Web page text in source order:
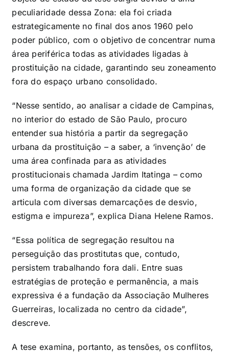
peculiaridade dessa Zona: ela foi criada
estrategicamente no final dos anos 1960 pelo
poder público, com o objetivo de concentrar numa
área periférica todas as atividades ligadas à
prostituição na cidade, garantindo seu zoneamento
fora do espaço urbano consolidado.
“Nesse sentido, ao analisar a cidade de Campinas,
no interior do estado de São Paulo, procuro
entender sua história a partir da segregação
urbana da prostituição – a saber, a ‘invenção’ de
uma área confinada para as atividades
prostitucionais chamada Jardim Itatinga – como
uma forma de organização da cidade que se
articula com diversas demarcações de desvio,
estigma e impureza”, explica Diana Helene Ramos.
“Essa política de segregação resultou na
perseguição das prostitutas que, contudo,
persistem trabalhando fora dali. Entre suas
estratégias de proteção e permanência, a mais
expressiva é a fundação da Associação Mulheres
Guerreiras, localizada no centro da cidade”,
descreve.
A tese examina, portanto, as tensões, os conflitos,